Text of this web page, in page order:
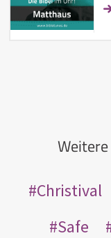
Christival
Safe